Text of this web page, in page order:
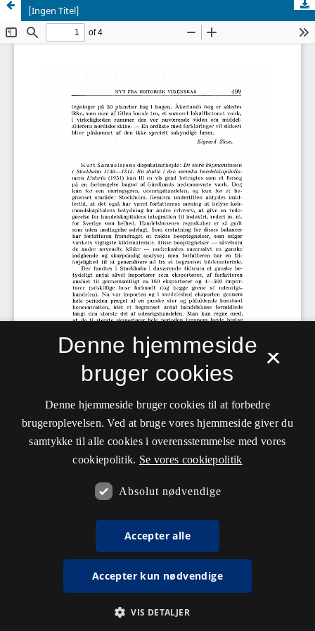
[Ingen Titel]
×
Denne hjemmeside
bruger cookies
Denne hjemmeside bruger cookies til at forbedre
brugeroplevelsen. Ved at bruge vores hjemmeside giver du
samtykke til alle cookies i overensstemmelse med vores
cookiepolitik. Se vores cookiepolitik
Absolut nødvendige
Accepter alle
Accepter kun nødvendige
VIS DETALJER